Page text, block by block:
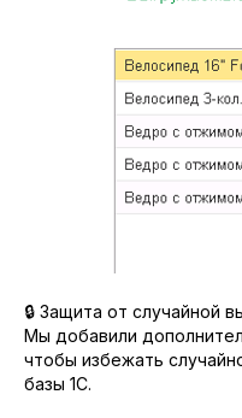
🔒 Защита от случайной
Мы добавили
чтобы избежать
базы 1С.